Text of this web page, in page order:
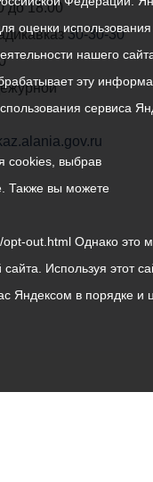
до 18.00
30-30-30
оценки
нашего
эту
сервиса
cookies, выбрав
Также вы можете
out.html Однако это
Используя этот
Яндексом в порядке и